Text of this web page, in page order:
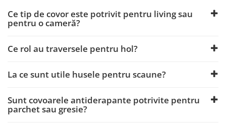
Ce tip de covor este potrivit pentru living sau
pentru o cameră?
Ce rol au traversele pentru hol?
La ce sunt utile husele pentru scaune?
Sunt covoarele antiderapante potrivite pentru
parchet sau gresie?